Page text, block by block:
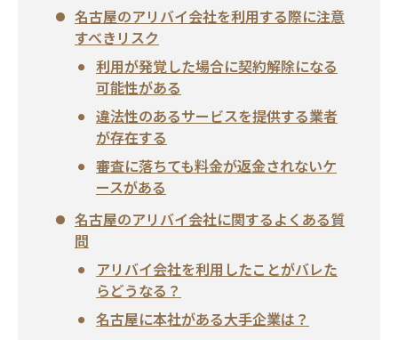
名古屋のアリバイ会社を利用する際に注意
すべきリスク
利用が発覚した場合に契約解除になる
可能性がある
違法性のあるサービスを提供する業者
が存在する
審査に落ちても料金が返金されないケ
ースがある
名古屋のアリバイ会社に関するよくある質
問
アリバイ会社を利用したことがバレた
らどうなる？
名古屋に本社がある大手企業は？